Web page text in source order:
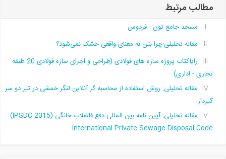
مطالب مرتبط
مسجد جامع تون - فردوس
مقاله تحلیلی:چرا بتن به معنای واقعی خشک نمی‌شود؟
رایاکتاب پروژه سازه های فولادی (طراحی و اجرای سازه فولادی 20 طبقه
تجاری - اداری)
مقاله تحلیلی: روش استفاده از محاسبه گر آنلاین لنگر خمشی در تیر دو سر
گیردار
مقاله تحلیلی: آیین نامه بین المللی دفع فاضلاب خانگی (IPSDC 2015)
International Private Sewage Disposal Code